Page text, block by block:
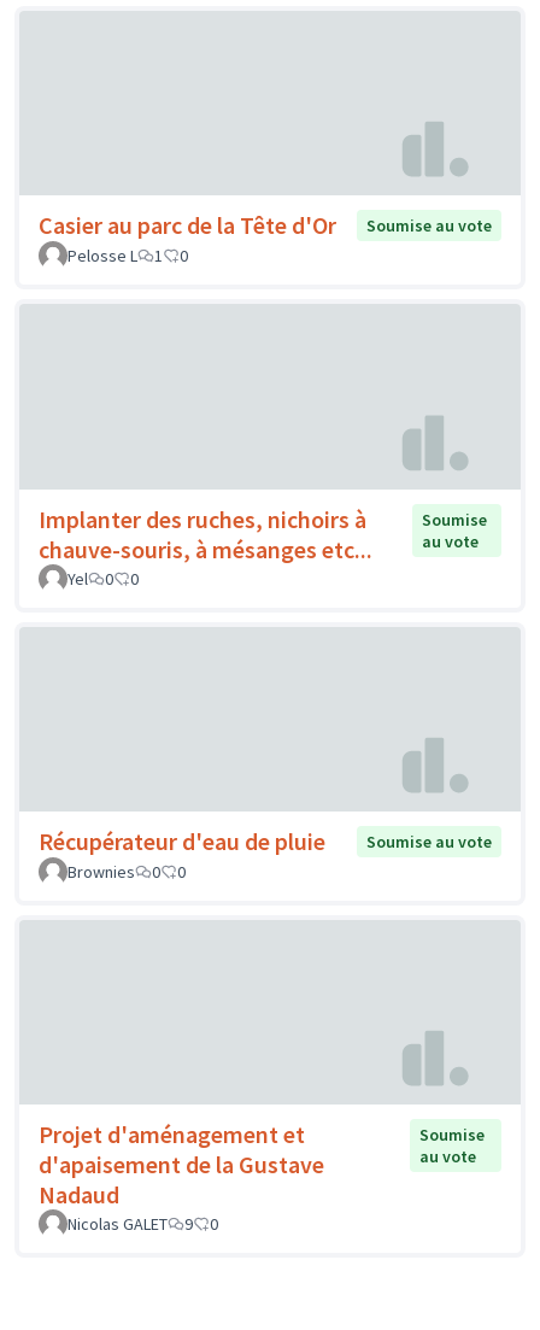
Casier au parc de la Tête d'Or
Soumise au vote
Pelosse L
1 0
Implanter des ruches, nichoirs à
chauve-souris, à mésanges etc...
Soumise
au vote
Yel
0 0
Récupérateur d'eau de pluie
Soumise au vote
Brownies
0 0
Projet d'aménagement et
d'apaisement de la Gustave
Nadaud
Soumise
au vote
Nicolas GALET 9 0